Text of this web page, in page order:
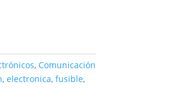
, Comunicación
, electronica, fusible,